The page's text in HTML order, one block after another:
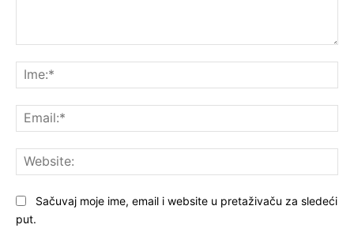
Sačuvaj moje ime, email i website u pretaživaču za sledeći
put.